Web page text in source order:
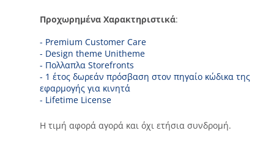
Προχωρημένα Χαρακτηριστικά:
- Premium Customer Care
- Design theme Unitheme
- Πολλαπλα Storefronts
- 1 έτος δωρεάν πρόσβαση στον πηγαίο κώδικα της
εφαρμογής για κινητά
- Lifetime License
Η τιμή αφορά αγορά και όχι ετήσια συνδρομή.